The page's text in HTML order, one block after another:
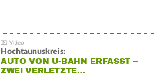
Hochtaunuskreis:
AUTO VON U-BAHN ERFASST –
ZWEI VERLETZTE…